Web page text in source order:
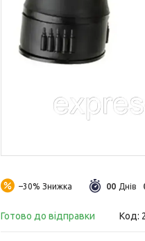
–30% 00 Днів
Готово до відправки Код: